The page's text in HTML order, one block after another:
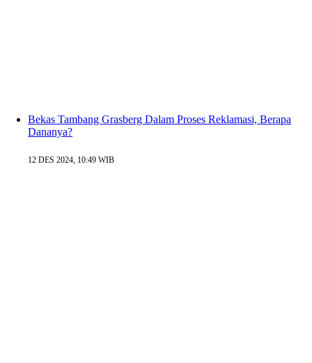
Bekas Tambang Grasberg Dalam Proses Reklamasi, Berapa
Dananya?
12 DES 2024, 10:49 WIB